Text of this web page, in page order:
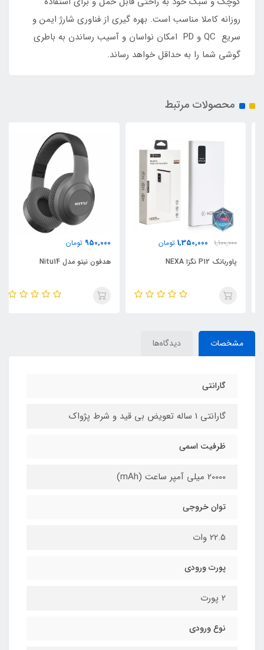
روزانه کاملا مناسب است. بهره گیری از فناوری شارژ ایمن و
سریع QC و PD امکان نواسان و آسیب رساندن به باطری
گوشی شما را به حداقل خواهد رساند.
محصولات مرتبط
1,100,000
1,350,000 تومان
پاوربانک P12 نگزا NEXA
950,000 تومان
هدفون نیتو مدل Nitu14
مشخصات دیدگاه‌ها
گارانتی
گارانتی 1 ساله تعویض بی قید و شرط پژواک
ظرفیت اسمی
20000 میلی آمپر ساعت (mAh)
توان خروجی
22.5 وات
پورت ورودی
2 پورت
نوع ورودی